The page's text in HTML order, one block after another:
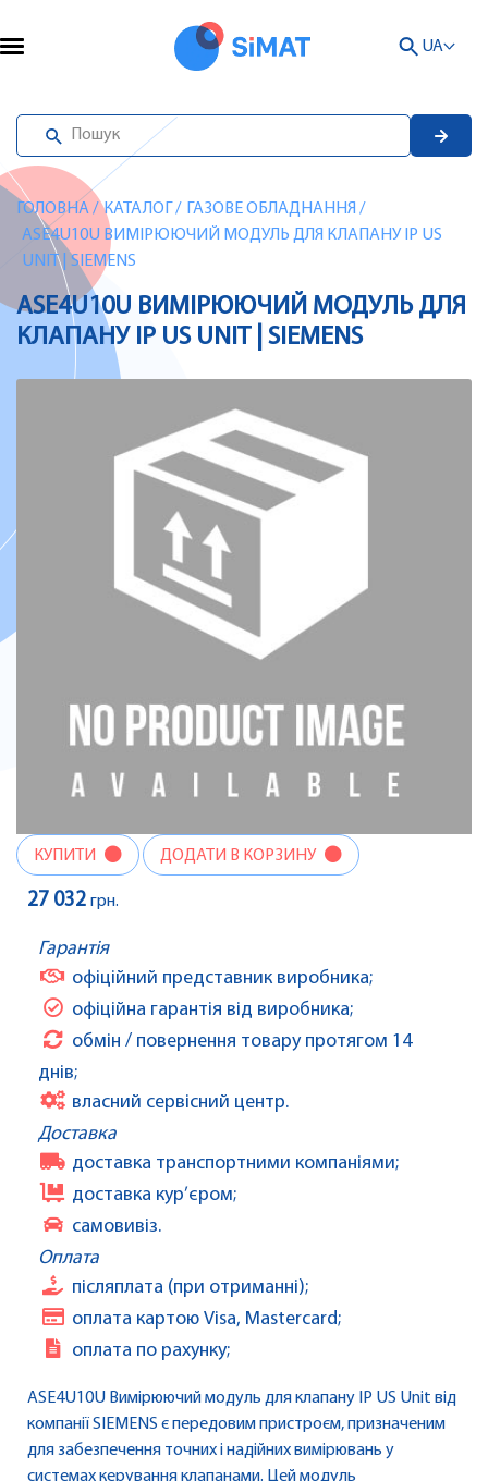
UA
ГОЛОВНА/ КАТАЛОГ / ГАЗОВЕ ОБЛАДНАННЯ /
ASE4U10U ВИМІРЮЮЧИЙ МОДУЛЬ ДЛЯ КЛАПАНУ IP US
UNIT | SIEMENS
ASE4U10U ВИМІРЮЮЧИЙ МОДУЛЬ ДЛЯ
КЛАПАНУ IP US UNIT | SIEMENS
КУПИТИ ДОДАТИ В КОРЗИНУ
27 032 грн.
Гарантія
офіційний представник виробника;
офіційна гарантія від виробника;
обмін / повернення товару протягом 14
днів;
власний сервісний центр.
Доставка
доставка транспортними компаніями;
доставка кур’єром;
самовивіз.
Оплата
післяплата (при отриманні);
оплата картою Visa, Mastercard;
оплата по рахунку;
ASE4U10U Вимірюючий модуль для клапану IP US Unit від
компанії SIEMENS є передовим пристроєм, призначеним
для забезпечення точних і надійних вимірювань у
системах керування клапанами. Цей модуль